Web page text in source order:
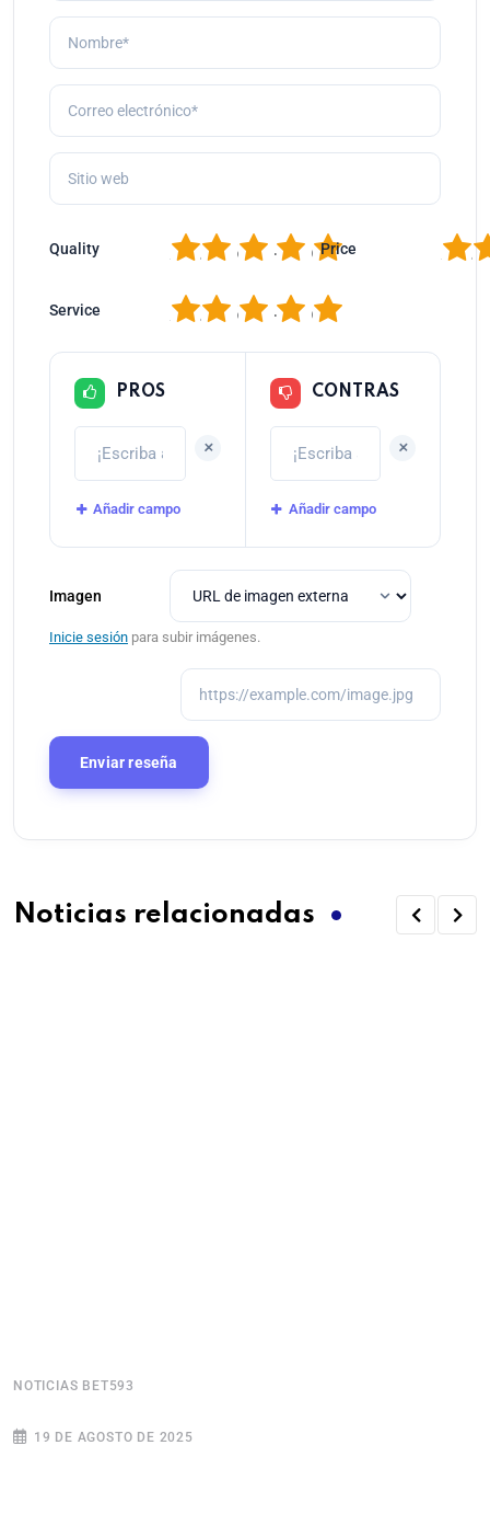
Quality 5
4
3
2 Price 2
Service 5
4
3
2
PROS
+
Añadir campo
CONTRAS
+
Añadir campo
Imagen
Inicie sesión para subir imágenes.
Noticias relacionadas
NOTICIAS BET593
19 DE AGOSTO DE 2025